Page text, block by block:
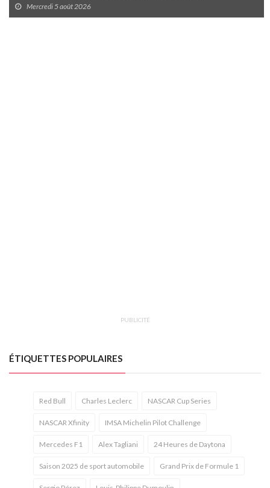
Mercredi 5 août 2026
PUBLICITÉ
ÉTIQUETTES POPULAIRES
Red Bull Charles Leclerc NASCAR Cup Series
NASCAR Xfinity IMSA Michelin Pilot Challenge
Mercedes F1 Alex Tagliani 24 Heures de Daytona
Saison 2025 de sport automobile Grand Prix de Formule 1